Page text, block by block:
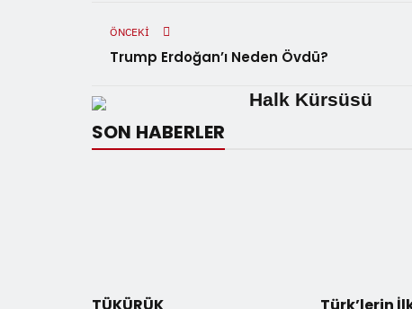
ÖNCEKI
Trump Erdoğan’ı Neden Övdü?
Halk Kürsüsü
SON HABERLER